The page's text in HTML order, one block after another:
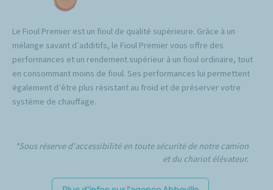
Le Fioul Premier est un fioul de qualité supérieure. Grâce à un
mélange savant d’additifs, le Fioul Premier vous offre des
performances et un rendement supérieur à un fioul ordinaire, tout
en consommant moins de fioul. Ses performances lui permettent
également d’être plus résistant au froid et de préserver votre
système de chauffage.
*Sous réserve d'accessibilité en toute sécurité de notre camion
et du chariot élévateur.